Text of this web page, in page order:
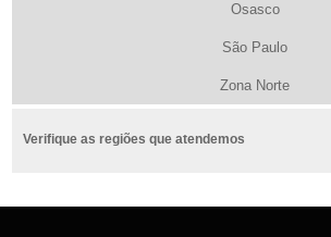
Osasco
São Paulo
Zona Norte
Verifique as regiões que atendemos